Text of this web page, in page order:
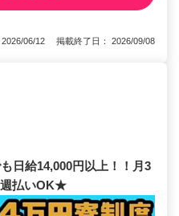
2026/06/12 掲載終了日： 2026/09/08
日給14,000円以上！！月3
払いOK★